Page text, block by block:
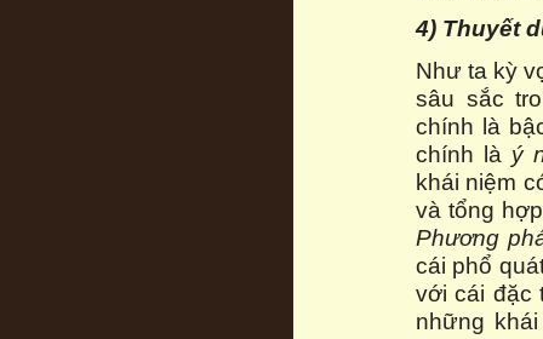
4) Thuyết
Như ta kỳ
sâu sắc
chính là
chính là ý
khái niệm
và tổng
Phương
cái phổ
với cái đặc
những